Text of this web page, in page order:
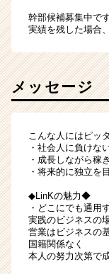
幹部候補募集中です
実績を残した場合
メッセージ
こんな人にはピッ
・社会人に負けな
・成長しながら稼
・将来的に独立を
◆LinKの魅力◆
・どこにでも通用
実践のビジネスの
営業はビジネスの
国籍関係なく
本人の努力次第で